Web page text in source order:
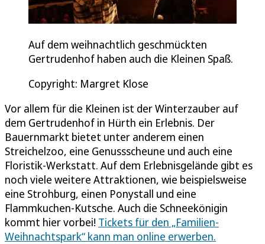
Auf dem weihnachtlich geschmückten
Gertrudenhof haben auch die Kleinen Spaß.
Copyright: Margret Klose
Vor allem für die Kleinen ist der Winterzauber auf
dem Gertrudenhof in Hürth ein Erlebnis. Der
Bauernmarkt bietet unter anderem einen
Streichelzoo, eine Genussscheune und auch eine
Floristik-Werkstatt. Auf dem Erlebnisgelände gibt es
noch viele weitere Attraktionen, wie beispielsweise
eine Strohburg, einen Ponystall und eine
Flammkuchen-Kutsche. Auch die Schneekönigin
kommt hier vorbei! Tickets für den „Familien-
Weihnachtspark“ kann man online erwerben.